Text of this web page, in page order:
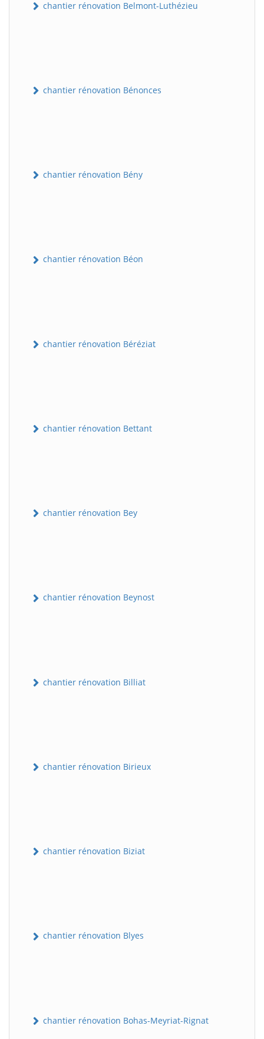
chantier rénovation Belmont-Luthézieu
chantier rénovation Bénonces
chantier rénovation Bény
chantier rénovation Béon
chantier rénovation Béréziat
chantier rénovation Bettant
chantier rénovation Bey
chantier rénovation Beynost
chantier rénovation Billiat
chantier rénovation Birieux
chantier rénovation Biziat
chantier rénovation Blyes
chantier rénovation Bohas-Meyriat-Rignat